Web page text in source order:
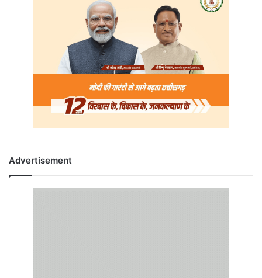
Advertisement